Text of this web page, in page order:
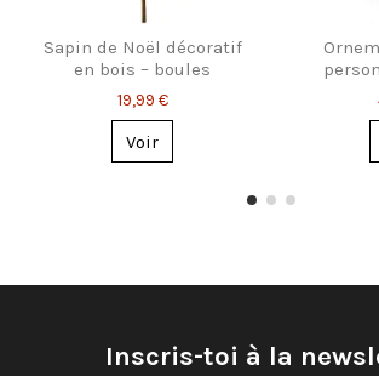
Sapin de Noël décoratif
en bois – boules
incluses
19,99 €
Voir
Inscris-toi à la